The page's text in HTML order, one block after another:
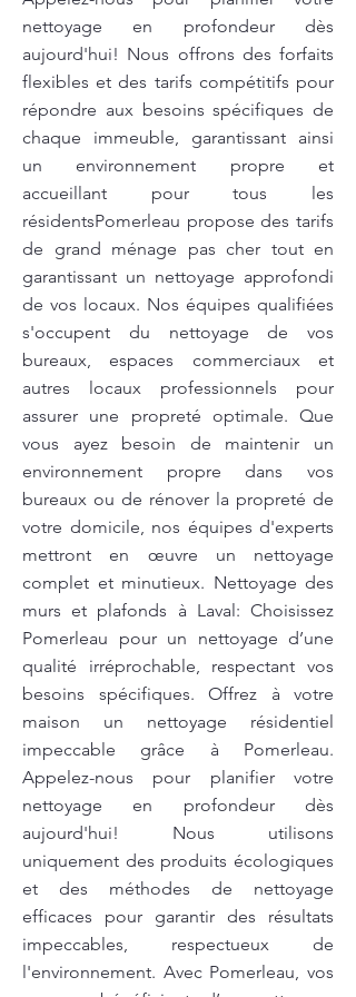
nettoyage en profondeur dès
aujourd'hui! Nous offrons des forfaits
flexibles et des tarifs compétitifs pour
répondre aux besoins spécifiques de
chaque immeuble, garantissant ainsi
un environnement propre et
accueillant pour tous les
résidentsPomerleau propose des tarifs
de grand ménage pas cher tout en
garantissant un nettoyage approfondi
de vos locaux. Nos équipes qualifiées
s'occupent du nettoyage de vos
bureaux, espaces commerciaux et
autres locaux professionnels pour
assurer une propreté optimale. Que
vous ayez besoin de maintenir un
environnement propre dans vos
bureaux ou de rénover la propreté de
votre domicile, nos équipes d'experts
mettront en œuvre un nettoyage
complet et minutieux. Nettoyage des
murs et plafonds à Laval: Choisissez
Pomerleau pour un nettoyage d’une
qualité irréprochable, respectant vos
besoins spécifiques. Offrez à votre
maison un nettoyage résidentiel
impeccable grâce à Pomerleau.
Appelez-nous pour planifier votre
nettoyage en profondeur dès
aujourd'hui! Nous utilisons
uniquement des produits écologiques
et des méthodes de nettoyage
efficaces pour garantir des résultats
impeccables, respectueux de
l'environnement. Avec Pomerleau, vos